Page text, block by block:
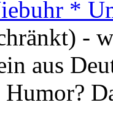
*
-
aus
Humor?